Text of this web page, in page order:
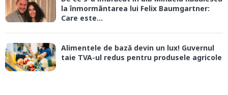
la înmormântarea lui Felix Baumgartner:
Care este...
Alimentele de bază devin un lux! Guvernul
taie TVA-ul redus pentru produsele agricole